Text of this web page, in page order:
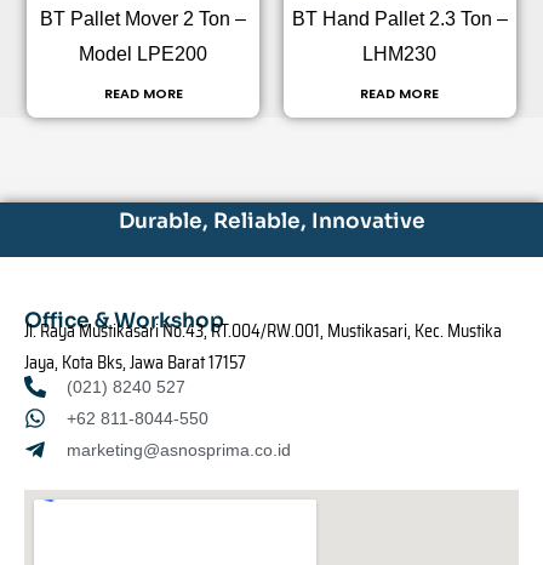
BT Pallet Mover 2 Ton –
Model LPE200
READ MORE
BT Hand Pallet 2.3 Ton –
LHM230
READ MORE
Durable, Reliable, Innovative
Office & Workshop
Jl. Raya Mustikasari No.43, RT.004/RW.001, Mustikasari, Kec. Mustika
Jaya, Kota Bks, Jawa Barat 17157
(021) 8240 527
+62 811-8044-550
marketing@asnosprima.co.id